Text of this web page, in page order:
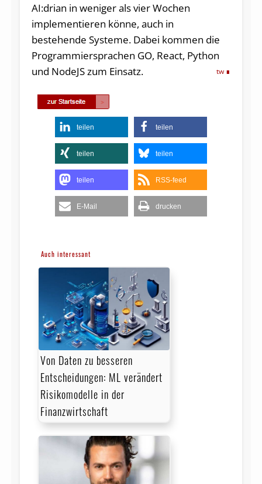
AI:drian in weniger als vier Wochen
implementieren könne, auch in
bestehende Systeme. Dabei kommen die
Programmiersprachen GO, React, Python
und NodeJS zum Einsatz.
tw
teilen teilen
teilen teilen
teilen RSS-feed
E-Mail drucken
Auch interessant
Von Daten zu besseren
Entscheidungen: ML verändert
Risikomodelle in der
Finanzwirtschaft